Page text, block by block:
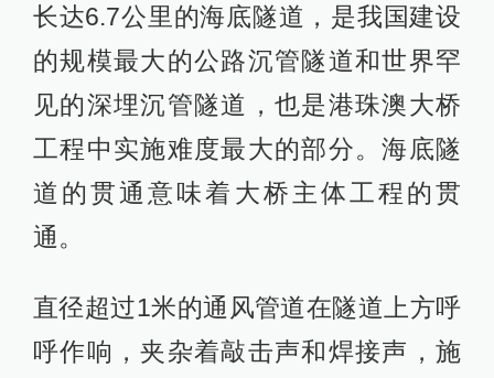
长达6.7公里的海底隧道，是我国建设
的规模最大的公路沉管隧道和世界罕
见的深埋沉管隧道，也是港珠澳大桥
工程中实施难度最大的部分。海底隧
道的贯通意味着大桥主体工程的贯
通。
直径超过1米的通风管道在隧道上方呼
呼作响，夹杂着敲击声和焊接声，施